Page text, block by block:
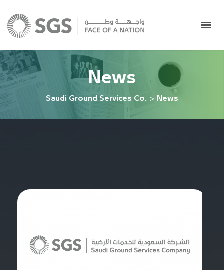
News
Saudi Ground Services Co. > News